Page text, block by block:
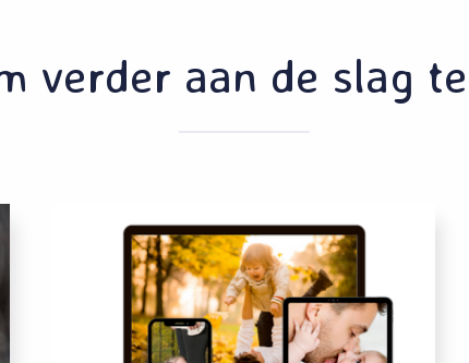
verder aan de slag